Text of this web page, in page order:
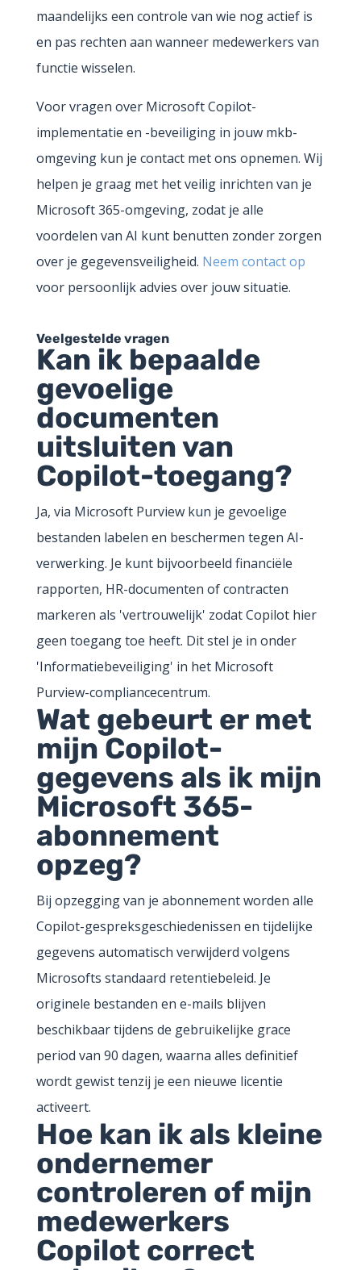
maandelijks een controle van wie nog actief is
en pas rechten aan wanneer medewerkers van
functie wisselen.
Voor vragen over Microsoft Copilot-
implementatie en -beveiliging in jouw mkb-
omgeving kun je contact met ons opnemen. Wij
helpen je graag met het veilig inrichten van je
Microsoft 365-omgeving, zodat je alle
voordelen van AI kunt benutten zonder zorgen
over je gegevensveiligheid. Neem contact op
voor persoonlijk advies over jouw situatie.
Veelgestelde vragen
Kan ik bepaalde
gevoelige
documenten
uitsluiten van
Copilot-toegang?
Ja, via Microsoft Purview kun je gevoelige
bestanden labelen en beschermen tegen AI-
verwerking. Je kunt bijvoorbeeld financiële
rapporten, HR-documenten of contracten
markeren als 'vertrouwelijk' zodat Copilot hier
geen toegang toe heeft. Dit stel je in onder
'Informatiebeveiliging' in het Microsoft
Purview-compliancecentrum.
Wat gebeurt er met
mijn Copilot-
gegevens als ik mijn
Microsoft 365-
abonnement
opzeg?
Bij opzegging van je abonnement worden alle
Copilot-gespreksgeschiedenissen en tijdelijke
gegevens automatisch verwijderd volgens
Microsofts standaard retentiebeleid. Je
originele bestanden en e-mails blijven
beschikbaar tijdens de gebruikelijke grace
period van 90 dagen, waarna alles definitief
wordt gewist tenzij je een nieuwe licentie
activeert.
Hoe kan ik als kleine
ondernemer
controleren of mijn
medewerkers
Copilot correct